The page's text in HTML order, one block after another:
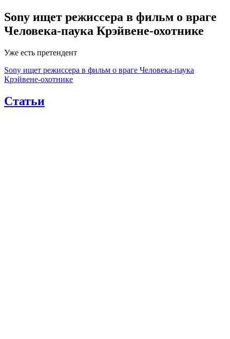
Sony ищет режиссера в фильм о враге
Человека-паука Крэйвене-охотнике
Уже есть претендент
Sony ищет режиссера в фильм о враге Человека-паука
Крэйвене-охотнике
Статьи